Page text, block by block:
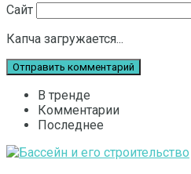
Сайт
Капча загружается...
В тренде
Комментарии
Последнее